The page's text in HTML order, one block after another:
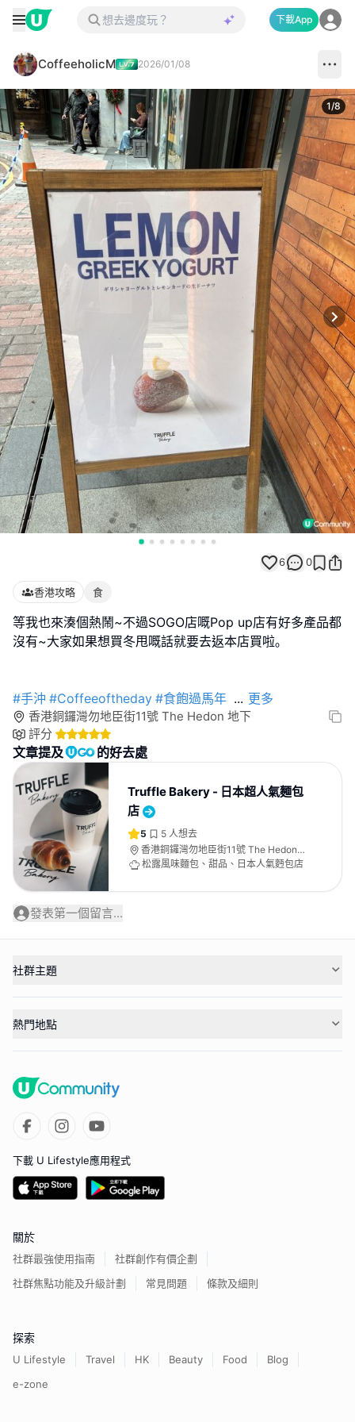
下載App
CoffeeholicM 2026/01/08
1/8
6 0
香港攻略 食
等我也來湊個熱鬧~不過SOGO店嘅Pop up店有好多產品都
沒有~大家如果想買冬甩嘅話就要去返本店買啦｡
#手沖 #Coffeeoftheday #食飽過馬年 ... 更多
香港銅鑼灣勿地臣街11號 The Hedon 地下
評分
文章提及 的好去處
Truffle Bakery - 日本超人氣麵包
店
5 5 人想去
香港銅鑼灣勿地臣街11號 The Hedon
地下
松露風味麵包、甜品、日本人氣麪包店
發表第一個留言...
社群主題
熱門地點
下載 U Lifestyle應用程式
關於
社群最強使用指南
社群創作有價企劃
社群焦點功能及升級計劃
常見問題 條款及細則
探索
U Lifestyle Travel HK Beauty Food
Blog
e-zone